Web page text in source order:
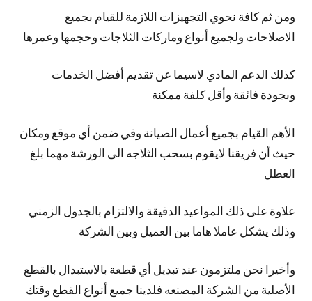
ومن ثم كافة نحوي التجهيزات اللازمة للقيام بجميع
الاصلاحات ولجميع أنواع وماركات الثلاجات وحجمها وعمرها
كذلك الدعم المادي لاسيما عن تقديم أفضل الخدمات
وبجودة فائقة وأقل كلفة ممكنة
الأهم القيام بجميع أعمال الصيانة وفي ضمن أي موقع ومكان
حيث أن فريقنا لايقوم بسحب الثلاجه الى الورشة مهما بلغ
العطل
علاوة على ذلك المواعيد الدقيقة والالتزام بالجدول الزمني
وذلك يشكل عاملا هاما بين العميل وبين الشركة
وأخيرا نحن ملتزمون عند تبديل أي قطعة بالاستبدال بالقطع
الأصلية من الشركة المصنعه فلدينا جميع أنواع القطع وقتك